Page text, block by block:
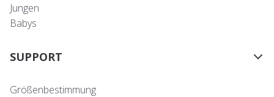
Jungen
Babys
SUPPORT
Größenbestimmung